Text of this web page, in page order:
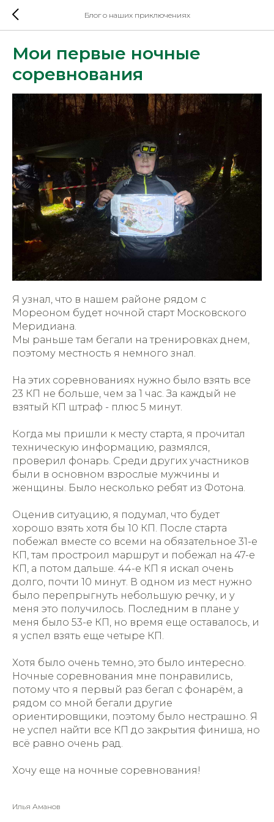
Блог о наших приключениях
Мои первые ночные
соревнования
Я узнал, что в нашем районе рядом с
Мореоном будет ночной старт Московского
Меридиана.
Мы раньше там бегали на тренировках днем,
поэтому местность я немного знал.
На этих соревнованиях нужно было взять все
23 КП не больше, чем за 1 час. За каждый не
взятый КП штраф - плюс 5 минут.
Когда мы пришли к месту старта, я прочитал
техническую информацию, размялся,
проверил фонарь. Среди других участников
были в основном взрослые мужчины и
женщины. Было несколько ребят из Фотона.
Оценив ситуацию, я подумал, что будет
хорошо взять хотя бы 10 КП. После старта
побежал вместе со всеми на обязательное 31-е
КП, там простроил маршрут и побежал на 47-е
КП, а потом дальше. 44-е КП я искал очень
долго, почти 10 минут. В одном из мест нужно
было перепрыгнуть небольшую речку, и у
меня это получилось. Последним в плане у
меня было 53-е КП, но время еще оставалось, и
я успел взять еще четыре КП.
Хотя было очень темно, это было интересно.
Ночные соревнования мне понравились,
потому что я первый раз бегал с фонарём, а
рядом со мной бегали другие
ориентировщики, поэтому было нестрашно. Я
не успел найти все КП до закрытия финиша, но
всё равно очень рад.
Хочу еще на ночные соревнования!
Илья Аманов